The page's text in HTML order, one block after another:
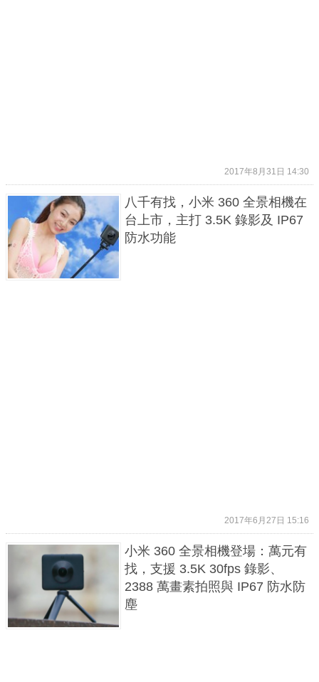
2017年8月31日 14:30
八千有找，小米 360 全景相機在
台上市，主打 3.5K 錄影及 IP67
防水功能
2017年6月27日 15:16
小米 360 全景相機登場：萬元有
找，支援 3.5K 30fps 錄影、
2388 萬畫素拍照與 IP67 防水防
塵